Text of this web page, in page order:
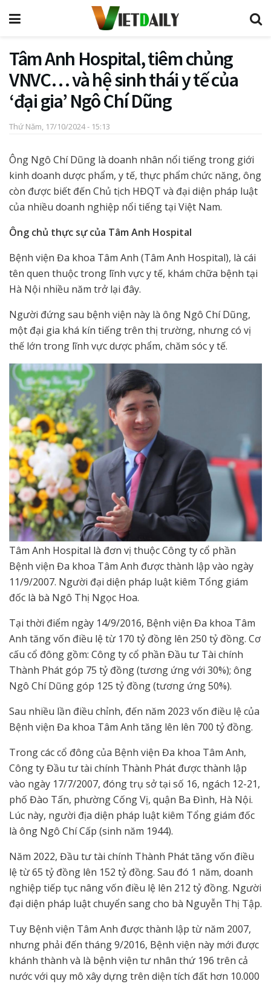
Tâm Anh Hospital, tiêm chủng
VNVC… và hệ sinh thái y tế của
‘đại gia’ Ngô Chí Dũng
Thứ Năm, 17/10/2024 - 15:13
Ông Ngô Chí Dũng là doanh nhân nổi tiếng trong giới
kinh doanh dược phẩm, y tế, thực phẩm chức năng, ông
còn được biết đến Chủ tịch HĐQT và đại diện pháp luật
của nhiều doanh nghiệp nổi tiếng tại Việt Nam.
Ông chủ thực sự của Tâm Anh Hospital
Bệnh viện Đa khoa Tâm Anh (Tâm Anh Hospital), là cái
tên quen thuộc trong lĩnh vực y tế, khám chữa bệnh tại
Hà Nội nhiều năm trở lại đây.
Người đứng sau bệnh viện này là ông Ngô Chí Dũng,
một đại gia khá kín tiếng trên thị trường, nhưng có vị
thế lớn trong lĩnh vực dược phẩm, chăm sóc y tế.
Tâm Anh Hospital là đơn vị thuộc Công ty cổ phần
Bệnh viện Đa khoa Tâm Anh được thành lập vào ngày
11/9/2007. Người đại diện pháp luật kiêm Tổng giám
đốc là bà Ngô Thị Ngọc Hoa.
Tại thời điểm ngày 14/9/2016, Bệnh viện Đa khoa Tâm
Anh tăng vốn điều lệ từ 170 tỷ đồng lên 250 tỷ đồng. Cơ
cấu cổ đông gồm: Công ty cổ phần Đầu tư Tài chính
Thành Phát góp 75 tỷ đồng (tương ứng với 30%); ông
Ngô Chí Dũng góp 125 tỷ đồng (tương ứng 50%).
Sau nhiều lần điều chỉnh, đến năm 2023 vốn điều lệ của
Bệnh viện Đa khoa Tâm Anh tăng lên lên 700 tỷ đồng.
Trong các cổ đông của Bệnh viện Đa khoa Tâm Anh,
Công ty Đầu tư tài chính Thành Phát được thành lập
vào ngày 17/7/2007, đóng trụ sở tại số 16, ngách 12-21,
phố Đào Tấn, phường Cống Vị, quận Ba Đình, Hà Nội.
Lúc này, người địa diện pháp luật kiêm Tổng giám đốc
là ông Ngô Chí Cấp (sinh năm 1944).
Năm 2022, Đầu tư tài chính Thành Phát tăng vốn điều
lệ từ 65 tỷ đồng lên 152 tỷ đồng. Sau đó 1 năm, doanh
nghiệp tiếp tục nâng vốn điều lệ lên 212 tỷ đồng. Người
đại diện pháp luật chuyển sang cho bà Nguyễn Thị Tập.
Tuy Bệnh viện Tâm Anh được thành lập từ năm 2007,
nhưng phải đến tháng 9/2016, Bệnh viện này mới được
khánh thành và là bệnh viện tư nhân thứ 196 trên cả
nước với quy mô xây dựng trên diện tích đất hơn 10.000